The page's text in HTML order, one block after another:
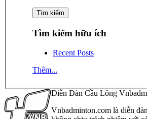
Tìm kiếm hữu ích
Recent Posts
Thêm...
Diễn Đàn Cầu Lông
Vnbadminton.com là diễn